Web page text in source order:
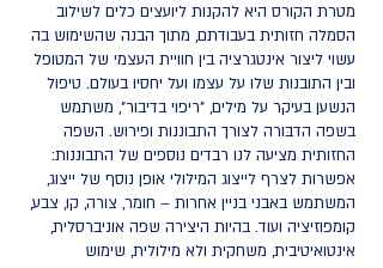
מטרת הקורס היא להקנות ליועצים כלים לשילוב
הסמלה חזותית בעבודתם, מתוך הבנה שהשימוש בה
עשוי ליצור אינטגרציה בין חוויית העצמי של המטופל
ובין התובנות שלו על עצמו ועל יחסיו בעולם. טיפול
הנשען בעיקר על מילים, "ריפוי בדיבור", משתמש
בשפה הדבּורה לצורך התבוננות ופירוש. השפה
החזותית מציעה לנו רבדים נוספים של התבוננות:
אפשרות לצרף לייצוג המילולי אופן נוסף של ייצוג,
המשתמש באבני בניין אחרות – חומר, צורה, קו, צבע,
קומפוזיציה ועוד. בהיות היצירה שפה אוניברסלית,
אינטואיטיבית, משחקית ולא מילולית, שימוש